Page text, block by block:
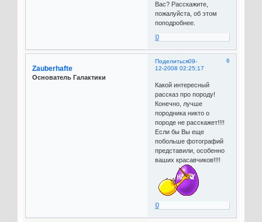
Вас? Расскажите,
пожалуйста, об этом
поподробнее.
0
Поделиться 6
09-
12-2008 02:25:17
Zauberhafte
Основатель Галактики
Какой интересный
рассказ про породу!
Конечно, лучше
породника никто о
породе не расскажет!!!!
Если бы Вы еще
побольше фотографий
представили, особенно
ваших красавчиков!!!!
0